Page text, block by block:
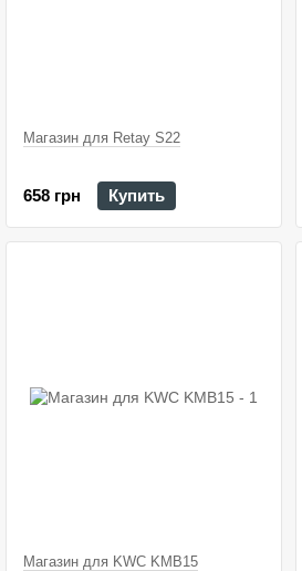
Магазин для Retay S22
658 грн Купить
Магазин для KWC KMB15